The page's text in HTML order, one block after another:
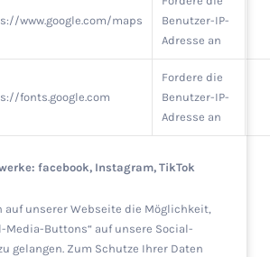
www.google.com/maps
Benutzer-IP-
Adresse an
fonts.google.com
Fordere die
Benutzer-IP-
Adresse an
facebook, Instagram, TikTok
auf unserer Webseite die Möglichkeit,
Media-Buttons“ auf unsere Social-
gelangen. Zum Schutze Ihrer Daten